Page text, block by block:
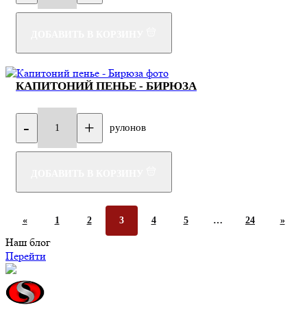
КАПИТОНИЙ ПЕНЬЕ - БИРЮЗА
- 1 + рулонов
« 1 2 3 4 5 … 24 »
Наш блог
Перейти